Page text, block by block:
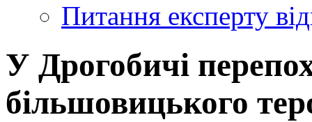
Питання експерту
У Дрогобичі
більшовицького